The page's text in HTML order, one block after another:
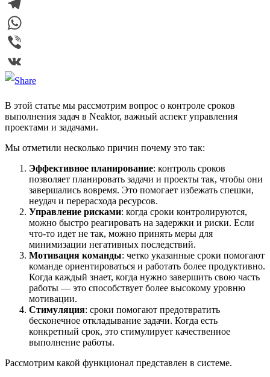
Telegram
WhatsApp
Viber
VK
В этой статье мы рассмотрим вопрос о контроле сроков
выполнения задач в Neaktor, важный аспект управления
проектами и задачами.
Мы отметили несколько причин почему это так:
Эффективное планирование: контроль сроков
позволяет планировать задачи и проекты так, чтобы они
завершались вовремя. Это помогает избежать спешки,
неудач и перерасхода ресурсов.
Управление рисками: когда сроки контролируются,
можно быстро реагировать на задержки и риски. Если
что-то идет не так, можно принять меры для
минимизации негативных последствий.
Мотивация команды: четко указанные сроки помогают
команде ориентироваться и работать более продуктивно.
Когда каждый знает, когда нужно завершить свою часть
работы — это способствует более высокому уровню
мотивации.
Стимуляция: сроки помогают предотвратить
бесконечное откладывание задачи. Когда есть
конкретный срок, это стимулирует качественное
выполнение работы.
Рассмотрим какой функционал представлен в системе.